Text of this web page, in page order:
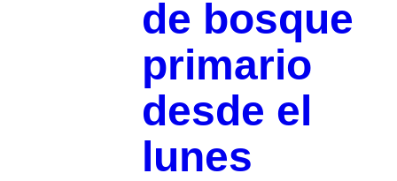
de bosque
primario
desde el
lunes